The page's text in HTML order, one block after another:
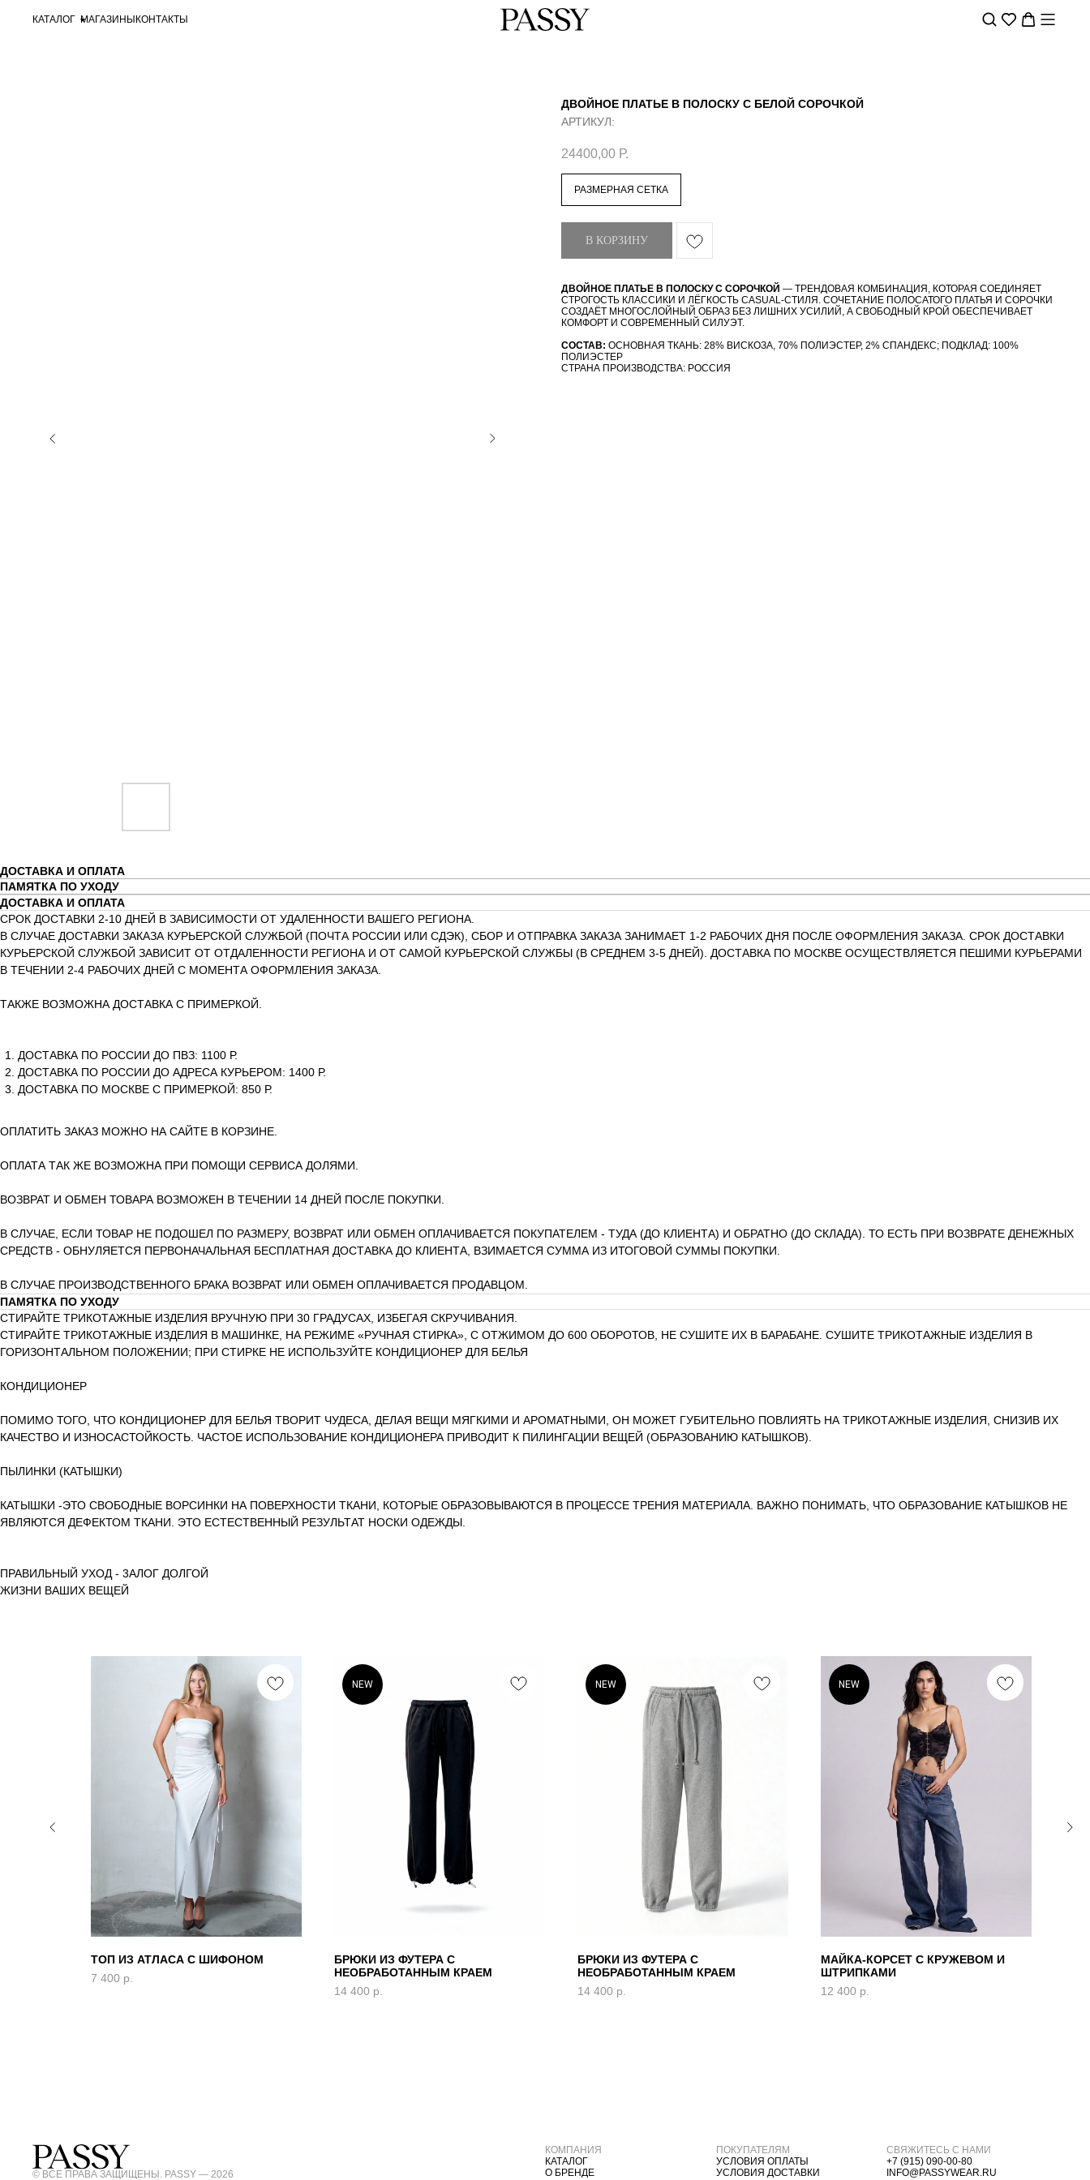
КАТАЛОГ МАГАЗИНЫ КОНТАКТЫ
ДВОЙНОЕ ПЛАТЬЕ В ПОЛОСКУ С БЕЛОЙ СОРОЧКОЙ
АРТИКУЛ:
24400,00 Р.
РАЗМЕРНАЯ СЕТКА
В КОРЗИНУ
ДВОЙНОЕ ПЛАТЬЕ В ПОЛОСКУ С СОРОЧКОЙ — ТРЕНДОВАЯ КОМБИНАЦИЯ, КОТОРАЯ СОЕДИНЯЕТ
СТРОГОСТЬ КЛАССИКИ И ЛЁГКОСТЬ CASUAL-СТИЛЯ. СОЧЕТАНИЕ ПОЛОСАТОГО ПЛАТЬЯ И СОРОЧКИ
СОЗДАЁТ МНОГОСЛОЙНЫЙ ОБРАЗ БЕЗ ЛИШНИХ УСИЛИЙ, А СВОБОДНЫЙ КРОЙ ОБЕСПЕЧИВАЕТ
КОМФОРТ И СОВРЕМЕННЫЙ СИЛУЭТ.
СОСТАВ: ОСНОВНАЯ ТКАНЬ: 28% ВИСКОЗА, 70% ПОЛИЭСТЕР, 2% СПАНДЕКС; ПОДКЛАД: 100%
ПОЛИЭСТЕР
СТРАНА ПРОИЗВОДСТВА: РОССИЯ
ДОСТАВКА И ОПЛАТА
ПАМЯТКА ПО УХОДУ
ДОСТАВКА И ОПЛАТА
СРОК ДОСТАВКИ 2-10 ДНЕЙ В ЗАВИСИМОСТИ ОТ УДАЛЕННОСТИ ВАШЕГО РЕГИОНА.
В СЛУЧАЕ ДОСТАВКИ ЗАКАЗА КУРЬЕРСКОЙ СЛУЖБОЙ (ПОЧТА РОССИИ ИЛИ СДЭК), СБОР И ОТПРАВКА ЗАКАЗА ЗАНИМАЕТ 1-2 РАБОЧИХ ДНЯ ПОСЛЕ ОФОРМЛЕНИЯ ЗАКАЗА. СРОК ДОСТАВКИ
КУРЬЕРСКОЙ СЛУЖБОЙ ЗАВИСИТ ОТ ОТДАЛЕННОСТИ РЕГИОНА И ОТ САМОЙ КУРЬЕРСКОЙ СЛУЖБЫ (В СРЕДНЕМ 3-5 ДНЕЙ). ДОСТАВКА ПО МОСКВЕ ОСУЩЕСТВЛЯЕТСЯ ПЕШИМИ КУРЬЕРАМИ
В ТЕЧЕНИИ 2-4 РАБОЧИХ ДНЕЙ С МОМЕНТА ОФОРМЛЕНИЯ ЗАКАЗА.
ТАКЖЕ ВОЗМОЖНА ДОСТАВКА С ПРИМЕРКОЙ.
ДОСТАВКА ПО РОССИИ ДО ПВЗ: 1100 Р.
ДОСТАВКА ПО РОССИИ ДО АДРЕСА КУРЬЕРОМ: 1400 Р.
ДОСТАВКА ПО МОСКВЕ С ПРИМЕРКОЙ: 850 Р.
ОПЛАТИТЬ ЗАКАЗ МОЖНО НА САЙТЕ В КОРЗИНЕ.
ОПЛАТА ТАК ЖЕ ВОЗМОЖНА ПРИ ПОМОЩИ СЕРВИСА ДОЛЯМИ.
ВОЗВРАТ И ОБМЕН ТОВАРА ВОЗМОЖЕН В ТЕЧЕНИИ 14 ДНЕЙ ПОСЛЕ ПОКУПКИ.
В СЛУЧАЕ, ЕСЛИ ТОВАР НЕ ПОДОШЕЛ ПО РАЗМЕРУ, ВОЗВРАТ ИЛИ ОБМЕН ОПЛАЧИВАЕТСЯ ПОКУПАТЕЛЕМ - ТУДА (ДО КЛИЕНТА) И ОБРАТНО (ДО СКЛАДА). ТО ЕСТЬ ПРИ ВОЗВРАТЕ ДЕНЕЖНЫХ
СРЕДСТВ - ОБНУЛЯЕТСЯ ПЕРВОНАЧАЛЬНАЯ БЕСПЛАТНАЯ ДОСТАВКА ДО КЛИЕНТА, ВЗИМАЕТСЯ СУММА ИЗ ИТОГОВОЙ СУММЫ ПОКУПКИ.
В СЛУЧАЕ ПРОИЗВОДСТВЕННОГО БРАКА ВОЗВРАТ ИЛИ ОБМЕН ОПЛАЧИВАЕТСЯ ПРОДАВЦОМ.
ПАМЯТКА ПО УХОДУ
СТИРАЙТЕ ТРИКОТАЖНЫЕ ИЗДЕЛИЯ ВРУЧНУЮ ПРИ 30 ГРАДУСАХ, ИЗБЕГАЯ СКРУЧИВАНИЯ.
СТИРАЙТЕ ТРИКОТАЖНЫЕ ИЗДЕЛИЯ В МАШИНКЕ, НА РЕЖИМЕ «РУЧНАЯ СТИРКА», С ОТЖИМОМ ДО 600 ОБОРОТОВ, НЕ СУШИТЕ ИХ В БАРАБАНЕ. СУШИТЕ ТРИКОТАЖНЫЕ ИЗДЕЛИЯ В
ГОРИЗОНТАЛЬНОМ ПОЛОЖЕНИИ; ПРИ СТИРКЕ НЕ ИСПОЛЬЗУЙТЕ КОНДИЦИОНЕР ДЛЯ БЕЛЬЯ
КОНДИЦИОНЕР
ПОМИМО ТОГО, ЧТО КОНДИЦИОНЕР ДЛЯ БЕЛЬЯ ТВОРИТ ЧУДЕСА, ДЕЛАЯ ВЕЩИ МЯГКИМИ И АРОМАТНЫМИ, ОН МОЖЕТ ГУБИТЕЛЬНО ПОВЛИЯТЬ НА ТРИКОТАЖНЫЕ ИЗДЕЛИЯ, СНИЗИВ ИХ
КАЧЕСТВО И ИЗНОСАСТОЙКОСТЬ. ЧАСТОЕ ИСПОЛЬЗОВАНИЕ КОНДИЦИОНЕРА ПРИВОДИТ К ПИЛИНГАЦИИ ВЕЩЕЙ (ОБРАЗОВАНИЮ КАТЫШКОВ).
ПЫЛИНКИ (КАТЫШКИ)
КАТЫШКИ -ЭТО СВОБОДНЫЕ ВОРСИНКИ НА ПОВЕРХНОСТИ ТКАНИ, КОТОРЫЕ ОБРАЗОВЫВАЮТСЯ В ПРОЦЕССЕ ТРЕНИЯ МАТЕРИАЛА. ВАЖНО ПОНИМАТЬ, ЧТО ОБРАЗОВАНИЕ КАТЫШКОВ НЕ
ЯВЛЯЮТСЯ ДЕФЕКТОМ ТКАНИ. ЭТО ЕСТЕСТВЕННЫЙ РЕЗУЛЬТАТ НОСКИ ОДЕЖДЫ.
ПРАВИЛЬНЫЙ УХОД - 3АЛОГ ДОЛГОЙ
ЖИЗНИ ВАШИХ ВЕЩЕЙ
ТОП ИЗ АТЛАСА С ШИФОНОМ
7 400 р.
NEW
БРЮКИ ИЗ ФУТЕРА С
НЕОБРАБОТАННЫМ КРАЕМ
14 400 р.
NEW
БРЮКИ ИЗ ФУТЕРА С
НЕОБРАБОТАННЫМ КРАЕМ
14 400 р.
NEW
МАЙКА-КОРСЕТ С КРУЖЕВОМ И
ШТРИПКАМИ
12 400 р.
© ВСЕ ПРАВА ЗАЩИЩЕНЫ. PASSY — 2026
КОМПАНИЯ
КАТАЛОГ
О БРЕНДЕ
ПОКУПАТЕЛЯМ
УСЛОВИЯ ОПЛАТЫ
УСЛОВИЯ ДОСТАВКИ
СВЯЖИТЕСЬ С НАМИ
+7 (915) 090-00-80
INFO@PASSYWEAR.RU